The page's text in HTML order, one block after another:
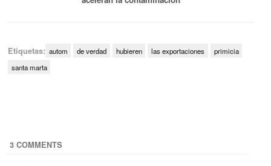
Etiquetas: autom de verdad hubieren las exportaciones
primicia
santa marta
3 COMMENTS